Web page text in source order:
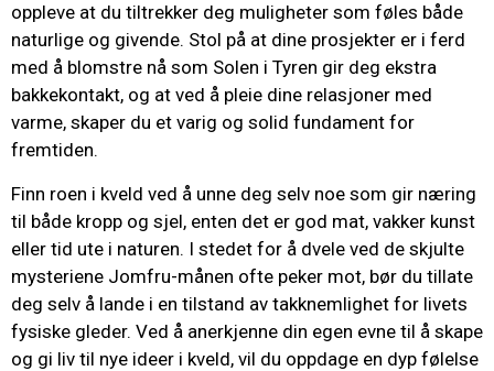
oppleve at du tiltrekker deg muligheter som føles både
naturlige og givende. Stol på at dine prosjekter er i ferd
med å blomstre nå som Solen i Tyren gir deg ekstra
bakkekontakt, og at ved å pleie dine relasjoner med
varme, skaper du et varig og solid fundament for
fremtiden.
Finn roen i kveld ved å unne deg selv noe som gir næring
til både kropp og sjel, enten det er god mat, vakker kunst
eller tid ute i naturen. I stedet for å dvele ved de skjulte
mysteriene Jomfru-månen ofte peker mot, bør du tillate
deg selv å lande i en tilstand av takknemlighet for livets
fysiske gleder. Ved å anerkjenne din egen evne til å skape
og gi liv til nye ideer i kveld, vil du oppdage en dyp følelse